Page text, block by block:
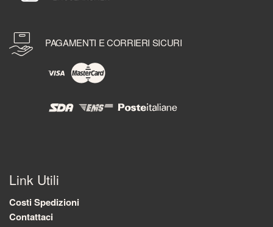
PAGAMENTI E CORRIERI SICURI
Link Utili
Costi Spedizioni
Contattaci